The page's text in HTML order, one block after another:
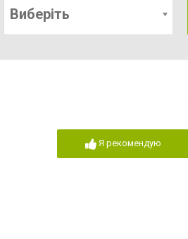
Виберіть
Я рекомендую